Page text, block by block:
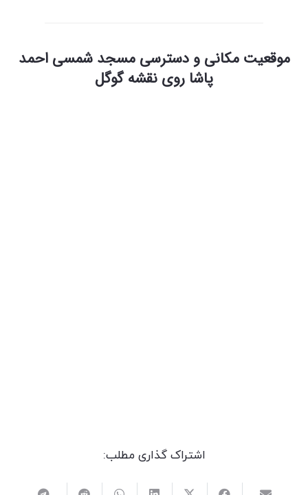
موقعیت مکانی و دسترسی مسجد شمسی احمد
پاشا روی نقشه گوگل
اشتراک گذاری مطلب: